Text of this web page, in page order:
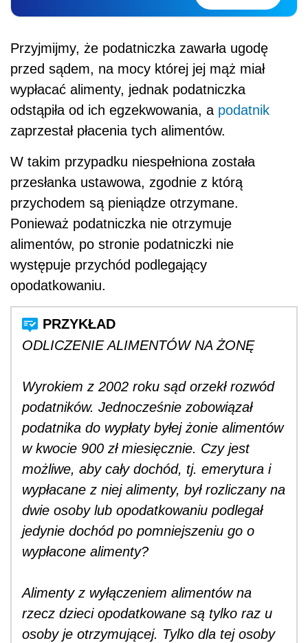
Przyjmijmy, że podatniczka zawarła ugodę
przed sądem, na mocy której jej mąż miał
wypłacać alimenty, jednak podatniczka
odstąpiła od ich egzekwowania, a podatnik
zaprzestał płacenia tych alimentów.
W takim przypadku niespełniona została
przesłanka ustawowa, zgodnie z którą
przychodem są pieniądze otrzymane.
Ponieważ podatniczka nie otrzymuje
alimentów, po stronie podatniczki nie
występuje przychód podlegający
opodatkowaniu.
ODLICZENIE ALIMENTÓW NA ŻONĘ
Wyrokiem z 2002 roku sąd orzekł rozwód
podatników. Jednocześnie zobowiązał
podatnika do wypłaty byłej żonie alimentów
w kwocie 900 zł miesięcznie. Czy jest
możliwe, aby cały dochód, tj. emerytura i
wypłacane z niej alimenty, był rozliczany na
dwie osoby lub opodatkowaniu podlegał
jedynie dochód po pomniejszeniu go o
wypłacone alimenty?
Alimenty z wyłączeniem alimentów na
rzecz dzieci opodatkowane są tylko raz u
osoby je otrzymującej. Tylko dla tej osoby